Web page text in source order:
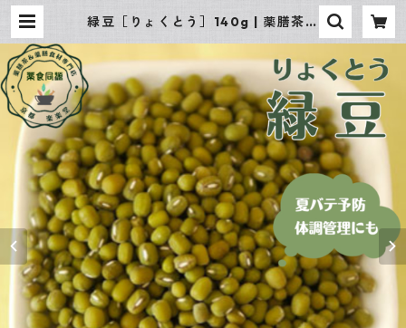
緑豆［りょくとう］140g | 薬膳茶＆